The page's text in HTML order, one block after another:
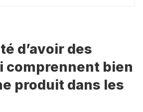
d’avoir des
comprennent bien
produit dans les